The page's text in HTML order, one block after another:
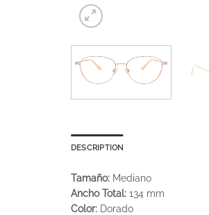
DESCRIPTION
Tamaño: Mediano
Ancho Total: 134 mm
Color: Dorado